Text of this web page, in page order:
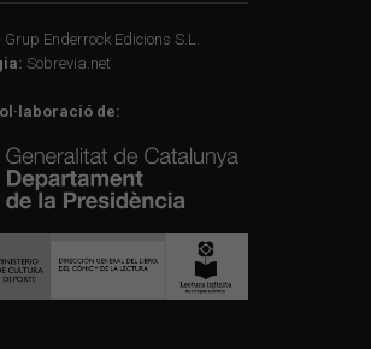
Grup Enderrock Edicions S.L.
Sobrevia.net
de: